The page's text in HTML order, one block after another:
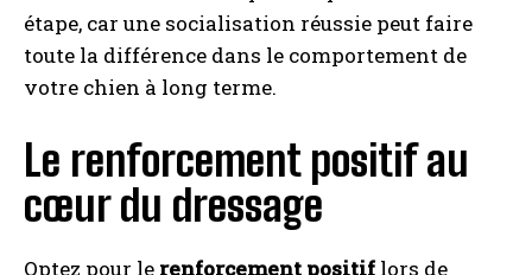
étape, car une socialisation réussie peut faire
toute la différence dans le comportement de
votre chien à long terme.
Le renforcement positif au
cœur du dressage
Optez pour le renforcement positif lors de